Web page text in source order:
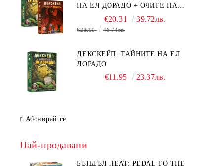
НА ЕЛ ДОРАДО + ОЧИТЕ НА
ДРАКОНА€20.31 39.72лв.
€23.90 46.74лв.
ДЕКСКЕЙП: ТАЙНИТЕ НА ЕЛ
ДОРАДО
€11.95 23.37лв.
Абонирай се
Най-продавани
БЪНДЪЛ HEAT: PEDAL TO THE